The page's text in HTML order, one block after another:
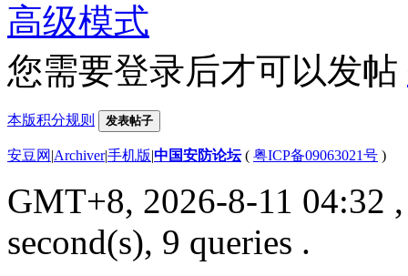
高级模式
您需要登录后才可以发帖
本版积分规则 发表帖子
安豆网 |Archiver|手机版|中国安防论坛( 粤ICP备09063021号 )
GMT+8, 2026-8-11 04:32
second(s), 9 queries .